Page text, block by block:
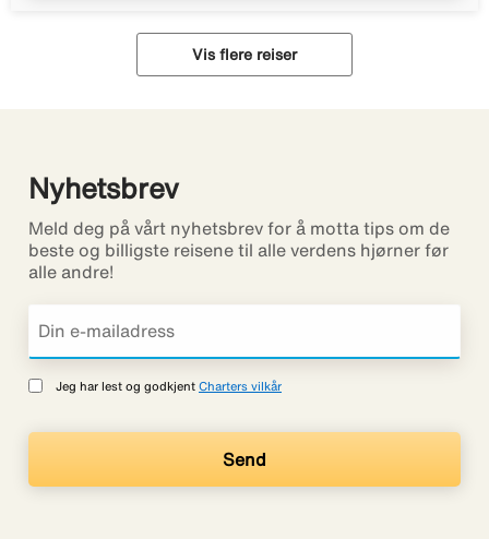
Vis flere reiser
Nyhetsbrev
Meld deg på vårt nyhetsbrev for å motta tips om de
beste og billigste reisene til alle verdens hjørner før
alle andre!
Jeg har lest og godkjent Charters vilkår